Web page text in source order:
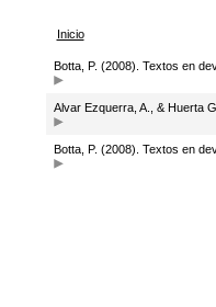
Inicio
Botta, P. (2008). Textos en
Alvar Ezquerra, A., & Huerta
Botta, P. (2008). Textos en